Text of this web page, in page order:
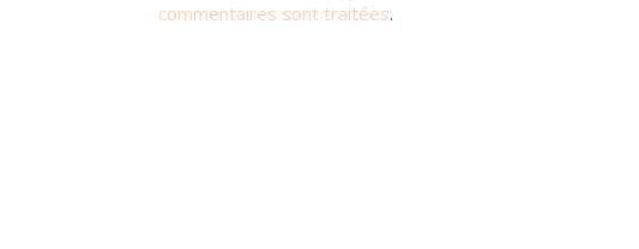
commentaires sont traitées.